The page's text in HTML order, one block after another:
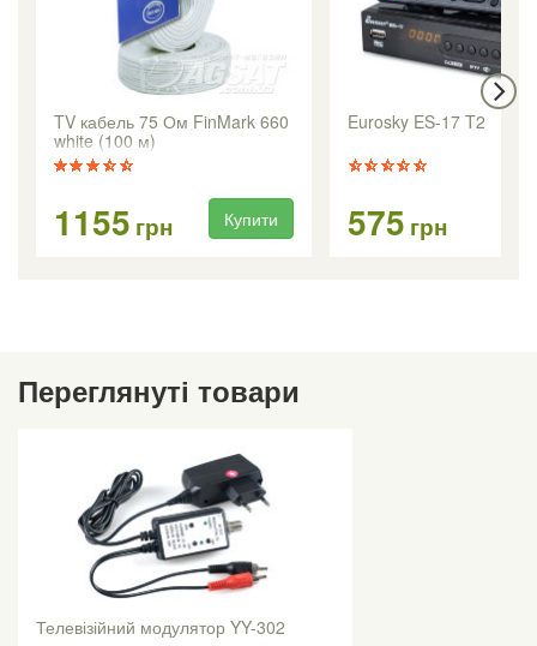
TV кабель 75 Ом FinMark 660
white (100 м)
1155 грн Купити
Eurosky ES-17 T2
575 грн
Переглянуті товари
Телевізійний модулятор YY-302